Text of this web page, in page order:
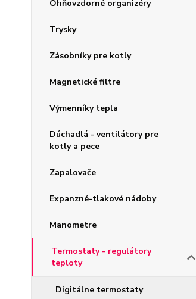
Ohňovzdorné organizéry
Trysky
Zásobníky pre kotly
Magnetické filtre
Výmenníky tepla
Dúchadlá - ventilátory pre
kotly a pece
Zapalovače
Expanzné-tlakové nádoby
Manometre
Termostaty - regulátory
teploty
Digitálne termostaty